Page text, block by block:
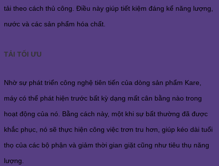
tải theo cách thủ công. Điều này giúp tiết kiệm đáng kể năng lượng,
nước và các sản phẩm hóa chất.
TẢI TỐI ƯU
Nhờ sự phát triển công nghệ tiên tiến của dòng sản phẩm Kare,
máy có thể phát hiện trước bất kỳ dạng mất cân bằng nào trong
hoạt động của nó. Bằng cách này, một khi sự bất thường đã được
khắc phục, nó sẽ thực hiện công việc trơn tru hơn, giúp kéo dài tuổi
thọ của các bộ phận và giảm thời gian giặt cũng như tiêu thụ năng
lượng.